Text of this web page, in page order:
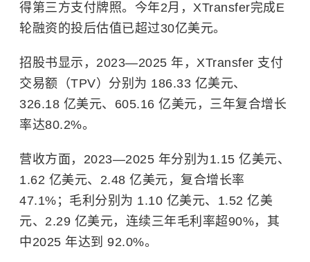
得第三方支付牌照。今年2月，XTransfer完成E
轮融资的投后估值已超过30亿美元。
招股书显示，2023—2025 年，XTransfer 支付
交易额（TPV）分别为 186.33 亿美元、
326.18 亿美元、605.16 亿美元，三年复合增长
率达80.2%。
营收方面，2023—2025 年分别为1.15 亿美元、
1.62 亿美元、2.48 亿美元，复合增长率
47.1%；毛利分别为 1.10 亿美元、1.52 亿美
元、2.29 亿美元，连续三年毛利率超90%，其
中2025 年达到 92.0%。